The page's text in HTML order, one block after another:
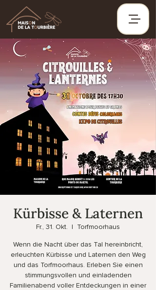
Kürbisse & Laternen
Fr., 31. Okt.
  |
Torfmoorhaus
Wenn die Nacht über das Tal hereinbricht,
erleuchten Kürbisse und Laternen den Weg
und das Torfmoorhaus. Erleben Sie einen
stimmungsvollen und einladenden
Familienabend voller Entdeckungen in einer